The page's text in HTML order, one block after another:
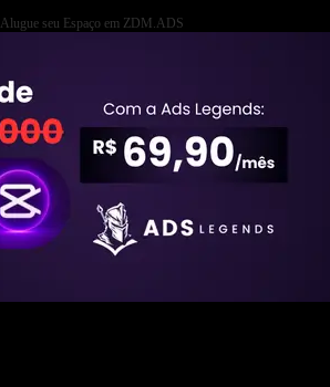
Alugue seu Espaço em ZDM.ADS